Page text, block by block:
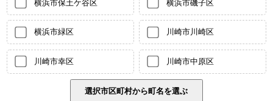
横浜市保土ケ谷区 横浜市磯子区
横浜市緑区 川崎市川崎区
川崎市幸区 川崎市中原区